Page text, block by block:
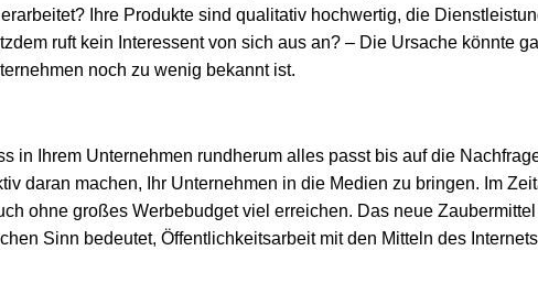
Ihre Produkte sind qualitativ hochwertig, die
ruft kein Interessent von sich aus an? – Die Ursache könnte
noch zu wenig bekannt ist.
in Ihrem Unternehmen rundherum alles passt bis auf die
daran machen, Ihr Unternehmen in die Medien zu bringen. Im
ohne großes Werbebudget viel erreichen. Das neue Zaubermittel
Sinn bedeutet, Öffentlichkeitsarbeit mit den Mitteln des